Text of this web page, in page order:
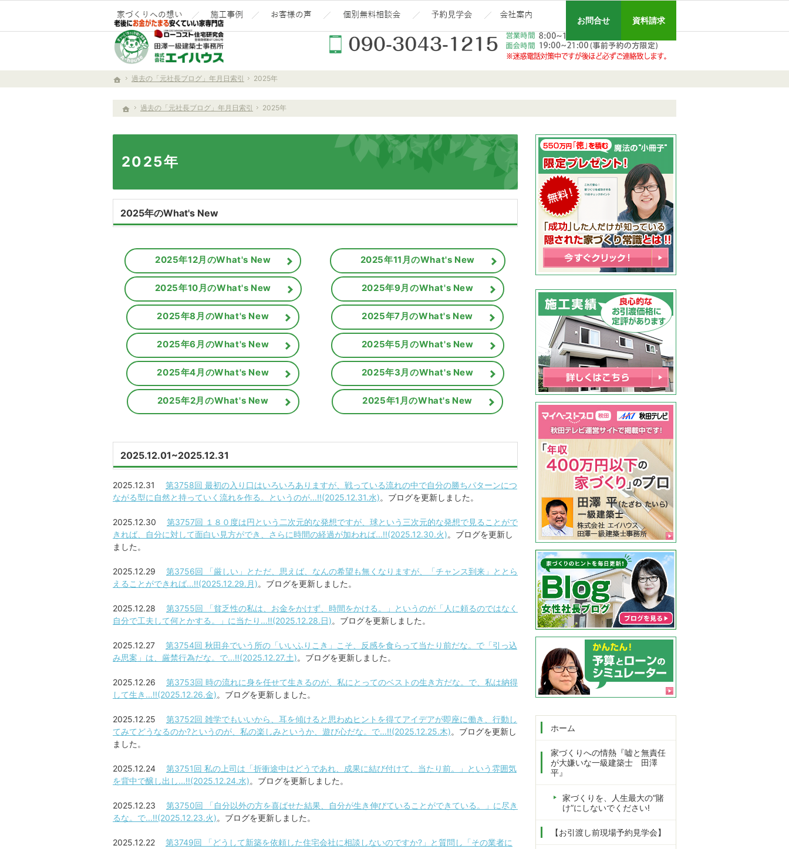
ホーム
過去の「元社長ブログ」年月日索引 2025年
2025年
新築-注文住宅(秋田・大仙・仙北・美郷・横手・湯沢・由利本荘)なら当社の安くていい家
2025年のWhat's New
2025年12月のWhat's New 2025年11月のWhat's New
2025年10月のWhat's New 2025年9月のWhat's New
2025年8月のWhat's New 2025年7月のWhat's New
2025年6月のWhat's New 2025年5月のWhat's New
2025年4月のWhat's New 2025年3月のWhat's New
2025年2月のWhat's New 2025年1月のWhat's New
2025.12.01~2025.12.31
2025.12.31 第3758回 最初の入り口はいろいろありますが、戦っている流れの中で自分の勝ちパターンにつ
ながる型に自然と持っていく流れを作る。というのが...!!(2025.12.31.水)。ブログを更新しました。
2025.12.30 第3757回 １８０度は円という二次元的な発想ですが、球という三次元的な発想で見ることがで
きれば、自分に対して面白い見方ができ、さらに時間の経過が加われば...!!(2025.12.30.火)。ブログを更新し
ました。
2025.12.29 第3756回 「厳しい」とただ、思えば、なんの希望も無くなりますが、「チャンス到来」ととら
えることができれば...!!(2025.12.29.月)。ブログを更新しました。
2025.12.28 第3755回 「貧乏性の私は、お金をかけず、時間をかける。」というのが「人に頼るのではなく
自分で工夫して何とかする。」に当たり...!!(2025.12.28.日)。ブログを更新しました。
2025.12.27 第3754回 秋田弁でいう所の「いいふりこき」こそ、反感を食らって当たり前だな。で「引っ込
み思案」は、厳禁行為だな。で...!!(2025.12.27.土)。ブログを更新しました。
2025.12.26 第3753回 時の流れに身を任せて生きるのが、私にとってのベストの生き方だな。で、私は納得
して生き...!!(2025.12.26.金)。ブログを更新しました。
2025.12.25 第3752回 雑学でもいいから、耳を傾けると思わぬヒントを得てアイデアが即座に働き、行動し
てみてどうなるのか?というのが、私の楽しみというか、遊び心だな。で...!!(2025.12.25.木)。ブログを更新し
ました。
2025.12.24 第3751回 私の上司は「折衝途中はどうであれ、成果に結び付けて、当たり前。」という雰囲気
を背中で醸し出し...!!(2025.12.24.水)。ブログを更新しました。
2025.12.23 第3750回 「自分以外の方を喜ばせた結果、自分が生き伸びていることができている。」に尽き
るな。で...!!(2025.12.23.火)。ブログを更新しました。
2025.12.22 第3749回 「どうして新築を依頼した住宅会社に相談しないのですか?」と質問し「その業者に
ホーム
家づくりへの情熱『嘘と無責任
が大嫌いな一級建築士 田澤
平』
家づくりを、人生最大の“賭
け”にしないでください!
【お引渡し前現場予約見学会】
お問合せ
資料請求
ホーム
過去の「元社長ブログ」年月日索引 2025年